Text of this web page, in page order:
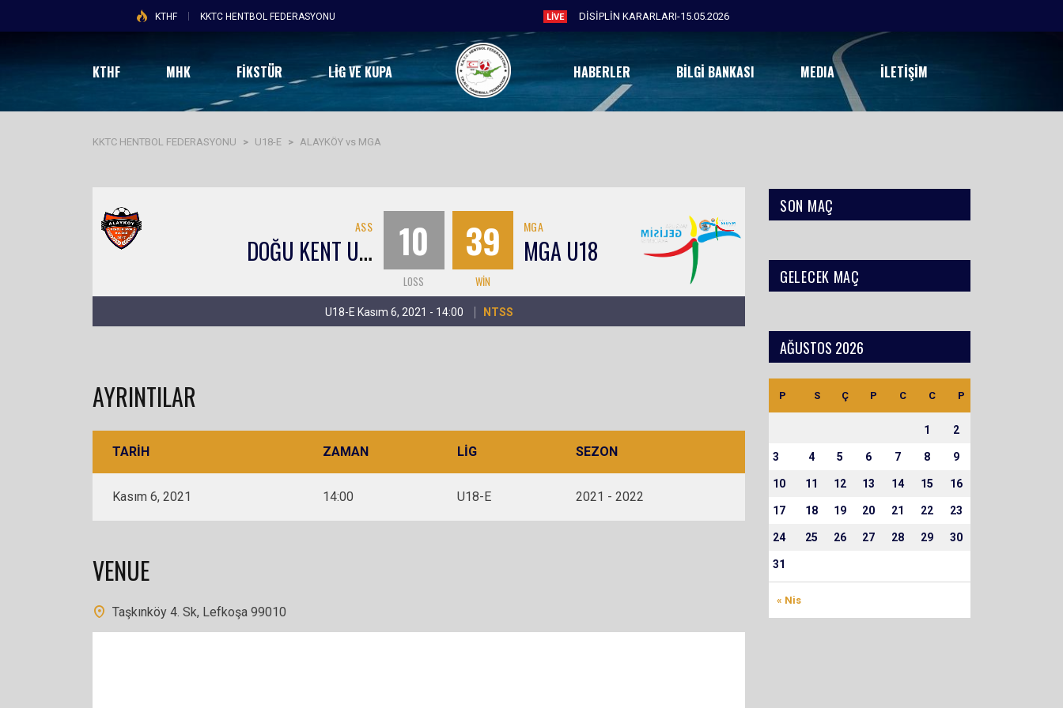
KTHF KKTC HENTBOL FEDERASYONU LIVE DİSİPLİN KARARLARI-15.05.2026
KTHF MHK FİKSTÜR LIG VE KUPA HABERLER BILGI BANKASI MEDIA İLETIŞIM
KKTC HENTBOL FEDERASYONU > U18-E > ALAYKÖY vs MGA
ASS
D
OĞU KENT U18 10
LOSS
39
WIN
MGA
MGA U18
U18-E Kasım 6, 2021 - 14:00 NTSS
AYRINTILAR
TARIH ZAMAN LIG SEZON
Kasım 6, 2021 14:00 U18-E 2021 - 2022
VENUE
Taşkınköy 4. Sk, Lefkoşa 99010
SON MAÇ
GELECEK MAÇ
AĞUSTOS 2026
P S Ç P C C P
« Nis
1 2
3 4 5 6 7 8 9
10 11 12 13 14 15 16
17 18 19 20 21 22 23
24 25 26 27 28 29 30
31